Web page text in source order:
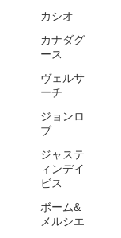
カシオ
カナダグ
ース
ヴェルサ
ーチ
ジョンロ
ブ
ジャステ
ィンデイ
ビス
ボーム&
メルシエ